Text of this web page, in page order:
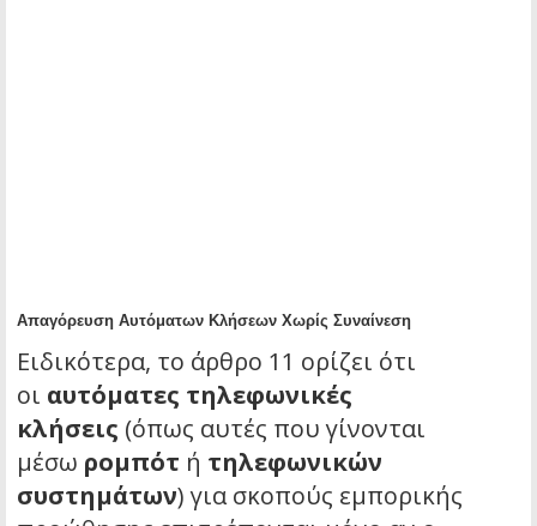
Απαγόρευση Αυτόματων Κλήσεων Χωρίς Συναίνεση
Ειδικότερα, το άρθρο 11 ορίζει ότι
οι αυτόματες τηλεφωνικές
κλήσεις (όπως αυτές που γίνονται
μέσω ρομπότ ή τηλεφωνικών
συστημάτων) για σκοπούς εμπορικής